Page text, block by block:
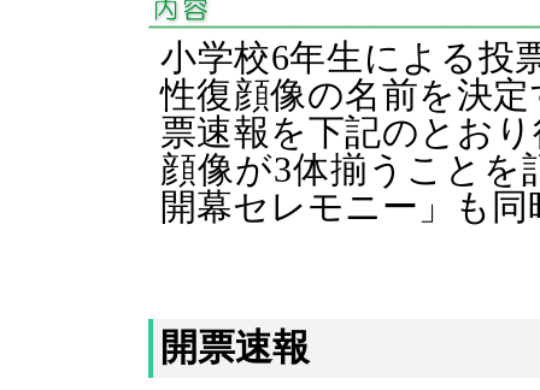
小学校6年生による投
性復顔像の名前を決
票速報を下記のとお
顔像が3体揃うことを
開幕セレモニー」も
開票速報